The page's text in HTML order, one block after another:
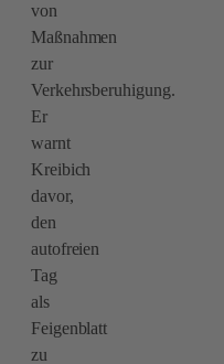
von
Maßnahmen
zur
Verkehrsberuhigung.
Er
warnt
Kreibich
davor,
den
autofreien
Tag
als
Feigenblatt
zu